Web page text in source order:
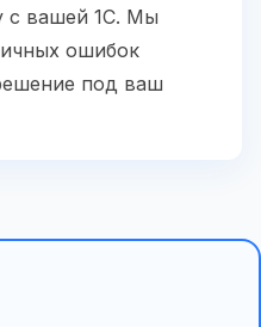
с вашей 1С. Мы
ошибок
под ваш